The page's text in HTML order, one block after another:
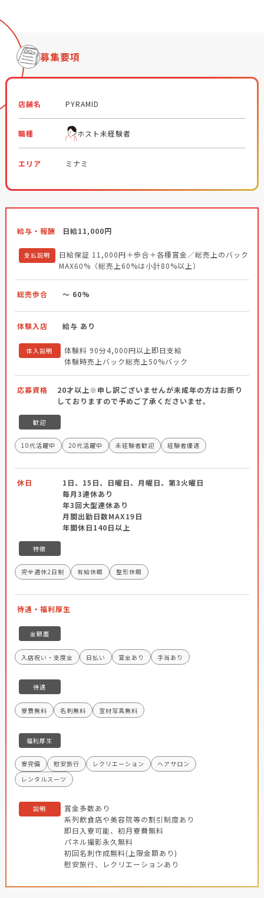
募集要項
店舗名 PYRAMID
職種 ホスト未経験者
エリア ミナミ
給与・報酬 日給11,000円
支払説明
日給保証 11,000円＋歩合＋各種賞金／総売上のバック
MAX60%（総売上60%は小計80%以上）
総売歩合 ～ 60%
体験入店 給与 あり
体入説明
体験料 90分4,000円以上即日支給
体験時売上バック総売上50%バック
応募資格
20才以上※申し訳ございませんが未成年の方はお断り
しておりますので予めご了承くださいませ。
歓迎
10代活躍中 20代活躍中 未経験者歓迎 経験者優遇
休日
1日、15日、日曜日、月曜日、第3火曜日
毎月3連休あり
年3回大型連休あり
月間出勤日数MAX19日
年間休日140日以上
特徴
完全週休2日制 有給休暇 整形休暇
待遇・福利厚生
金額面
入店祝い・支度金 日払い 賞金あり 手当あり
待遇
寮費無料 名刺無料 宣材写真無料
福利厚生
寮完備 慰安旅行 レクリエーション
ヘアサロン
レンタルスーツ
説明
賞金多数あり
系列飲食店や美容院等の割引制度あり
即日入寮可能、初月寮費無料
パネル撮影永久無料
初回名刺作成無料(上限金額あり)
慰安旅行、レクリエーションあり